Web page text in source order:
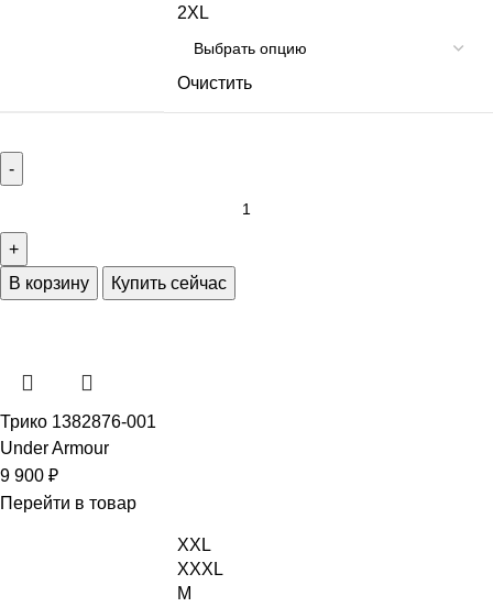
2XL
Очистить
В корзину Купить сейчас
Трико 1382876-001
Under Armour
9 900 ₽
Перейти в товар
XXL
XXXL
M